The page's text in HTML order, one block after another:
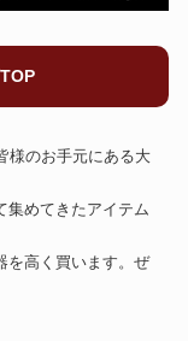
様のお手元にある大
集めてきたアイテム
を高く買います。ぜ